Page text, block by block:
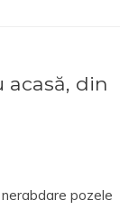
acasă, din
pozele